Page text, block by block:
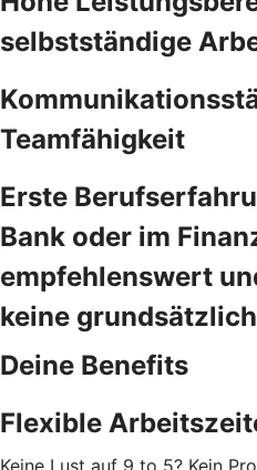
selbstständige
Teamfähigkeit
Erste
Bank oder im
empfehlenswert
keine
Deine Benefits
Flexible